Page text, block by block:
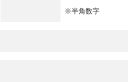
※半角数字